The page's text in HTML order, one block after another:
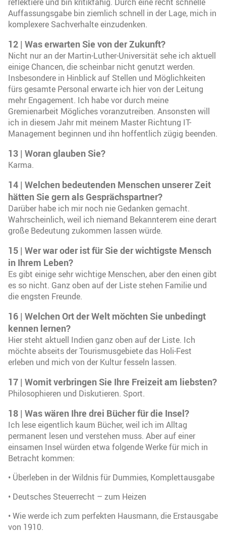
Auffassungsgabe bin ziemlich schnell in der Lage, mich in
komplexere Sachverhalte einzudenken.
12 | Was erwarten Sie von der Zukunft?
Nicht nur an der Martin-Luther-Universität sehe ich aktuell
einige Chancen, die scheinbar nicht genutzt werden.
Insbesondere in Hinblick auf Stellen und Möglichkeiten
fürs gesamte Personal erwarte ich hier von der Leitung
mehr Engagement. Ich habe vor durch meine
Gremienarbeit Mögliches voranzutreiben. Ansonsten will
ich in diesem Jahr mit meinem Master Richtung IT-
Management beginnen und ihn hoffentlich zügig beenden.
13 | Woran glauben Sie?
Karma.
14 | Welchen bedeutenden Menschen unserer Zeit
hätten Sie gern als Gesprächspartner?
Darüber habe ich mir noch nie Gedanken gemacht.
Wahrscheinlich, weil ich niemand Bekannterem eine derart
große Bedeutung zukommen lassen würde.
15 | Wer war oder ist für Sie der wichtigste Mensch
in Ihrem Leben?
Es gibt einige sehr wichtige Menschen, aber den einen gibt
es so nicht. Ganz oben auf der Liste stehen Familie und
die engsten Freunde.
16 | Welchen Ort der Welt möchten Sie unbedingt
kennen lernen?
Hier steht aktuell Indien ganz oben auf der Liste. Ich
möchte abseits der Tourismusgebiete das Holi-Fest
erleben und mich von der Kultur fesseln lassen.
17 | Womit verbringen Sie Ihre Freizeit am liebsten?
Philosophieren und Diskutieren. Sport.
18 | Was wären Ihre drei Bücher für die Insel?
Ich lese eigentlich kaum Bücher, weil ich im Alltag
permanent lesen und verstehen muss. Aber auf einer
einsamen Insel würden etwa folgende Werke für mich in
Betracht kommen:
• Überleben in der Wildnis für Dummies, Komplettausgabe
• Deutsches Steuerrecht – zum Heizen
• Wie werde ich zum perfekten Hausmann, die Erstausgabe
von 1910.